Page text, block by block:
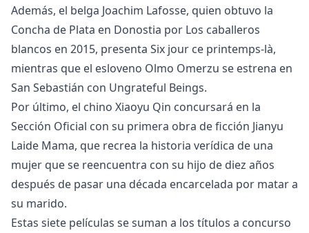
Además, el belga Joachim Lafosse, quien obtuvo la
Concha de Plata en Donostia por Los caballeros
blancos en 2015, presenta Six jour ce printemps-là,
mientras que el esloveno Olmo Omerzu se estrena en
San Sebastián con Ungrateful Beings.
Por último, el chino Xiaoyu Qin concursará en la
Sección Oficial con su primera obra de ficción Jianyu
Laide Mama, que recrea la historia verídica de una
mujer que se reencuentra con su hijo de diez años
después de pasar una década encarcelada por matar a
su marido.
Estas siete películas se suman a los títulos a concurso